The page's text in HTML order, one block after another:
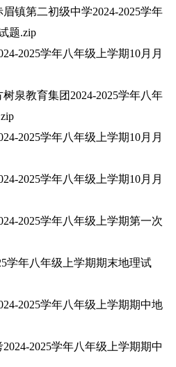
第二初级中学2024-2025学年
题.zip
2025学年八年级上学期10月月
教育集团2024-2025学年八年
2025学年八年级上学期10月月
2025学年八年级上学期10月月
2025学年八年级上学期第一次
年八年级上学期期末地理试
2025学年八年级上学期期中地
2025学年八年级上学期期中